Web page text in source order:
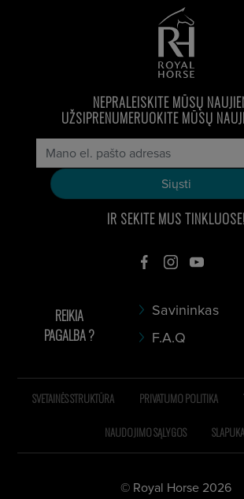
NEPRALEISKITE MŪSŲ
UŽSIPRENUMERUOKITE MŪSŲ
IR SEKITE MUS TINKLUOSE!
REIKIA
PAGALBA ?
Savininkas
F.A.Q
© Royal Horse 2026
SVETAINĖS STRUKTŪRA PRIVATUMO POLITIKA
NAUDOJIMO SĄLYGOS